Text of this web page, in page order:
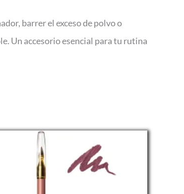
barrer el exceso de polvo o
Un accesorio esencial para tu rutina